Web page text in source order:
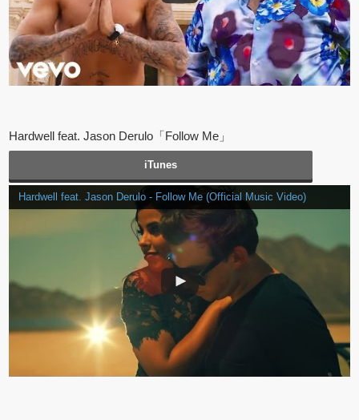
Hardwell feat. Jason Derulo「Follow Me」
iTunes
Hardwell feat. Jason Derulo - Follow Me (Official Music Video)